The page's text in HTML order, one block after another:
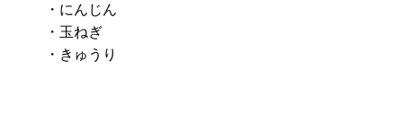
・にんじん
・玉ねぎ
・きゅうり